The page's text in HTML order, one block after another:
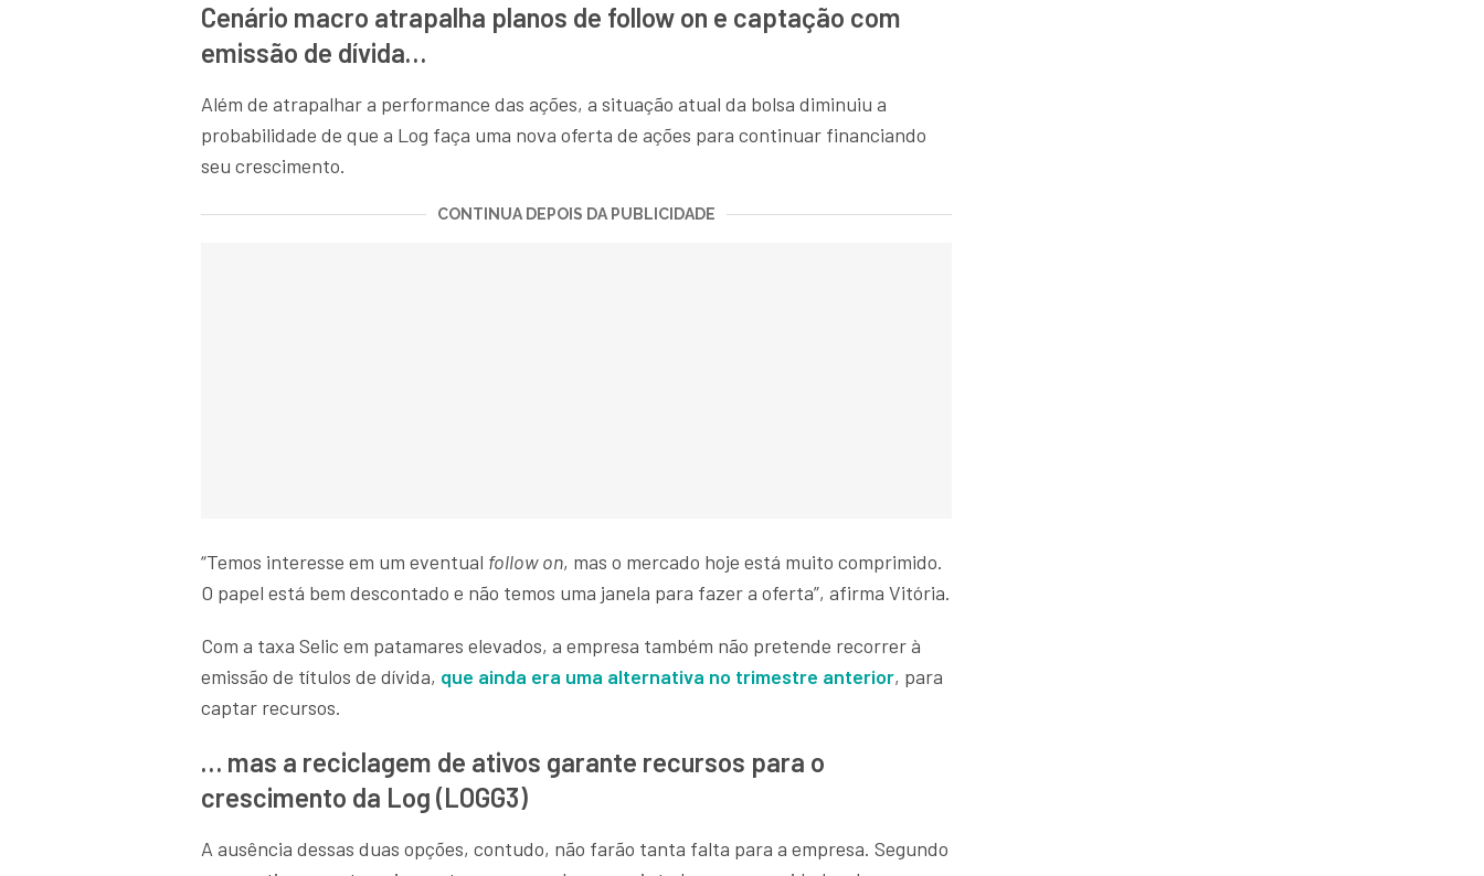
Cenário macro atrapalha planos de follow on e captação com
emissão de dívida…
Além de atrapalhar a performance das ações, a situação atual da bolsa diminuiu a
probabilidade de que a Log faça uma nova oferta de ações para continuar financiando
seu crescimento.
CONTINUA DEPOIS DA PUBLICIDADE
“Temos interesse em um eventual follow on, mas o mercado hoje está muito comprimido.
O papel está bem descontado e não temos uma janela para fazer a oferta”, afirma Vitória.
Com a taxa Selic em patamares elevados, a empresa também não pretende recorrer à
emissão de títulos de dívida, que ainda era uma alternativa no trimestre anterior, para
captar recursos.
… mas a reciclagem de ativos garante recursos para o
crescimento da Log (LOGG3)
A ausência dessas duas opções, contudo, não farão tanta falta para a empresa. Segundo